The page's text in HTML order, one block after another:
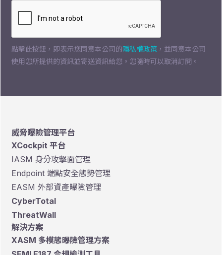
點擊此按鈕，即表示您同意本公司的隱私權政策 ，並同意本公司
使用您所提供的資訊並寄送資訊給您。您隨時可以取消訂閱。
威脅曝險管理平台
XCockpit 平台
IASM 身分攻擊面管理
Endpoint 端點安全態勢管理
EASM 外部資產曝險管理
CyberTotal
ThreatWall
解決方案
XASM 多模態曝險管理方案